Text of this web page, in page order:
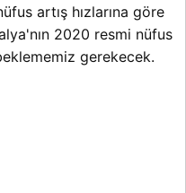
artış hızlarına göre
2020 resmi nüfus
gerekecek.